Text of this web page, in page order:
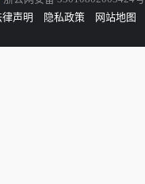
律声明
隐私政策 网站地图